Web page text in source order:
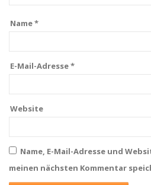
Name*
E-Mail-Adresse*
Website
Name, E-Mail-Adresse und
meinen nächsten Kommentar